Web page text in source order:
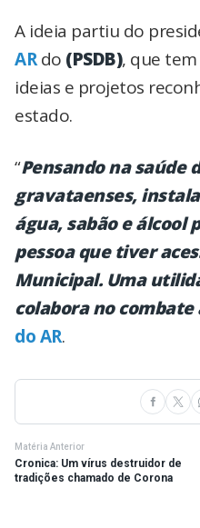
A ideia partiu do
ARdo (PSDB), que
ideias e projetos
estado.
“Pensando na saúde
gravataenses,
água, sabão e álcool
pessoa que tiver
Municipal. Uma
colabora no combate
do AR.
Matéria Anterior
Cronica: Um vírus destruidor de
tradições chamado de Corona